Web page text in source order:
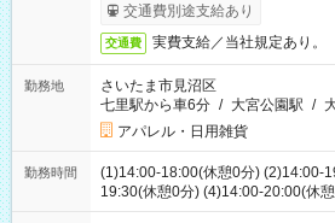
交通費別途支給あり
交通費 実費支給／当社規定あり。
勤務地
さいたま市見沼区
七里駅から車6分 / 大宮公園駅 /
アパレル・日用雑貨
勤務時間
(1)14:00-18:00(休憩0分) (2)14:00-
19:30(休憩0分) (4)14:00-20:00(休
ます